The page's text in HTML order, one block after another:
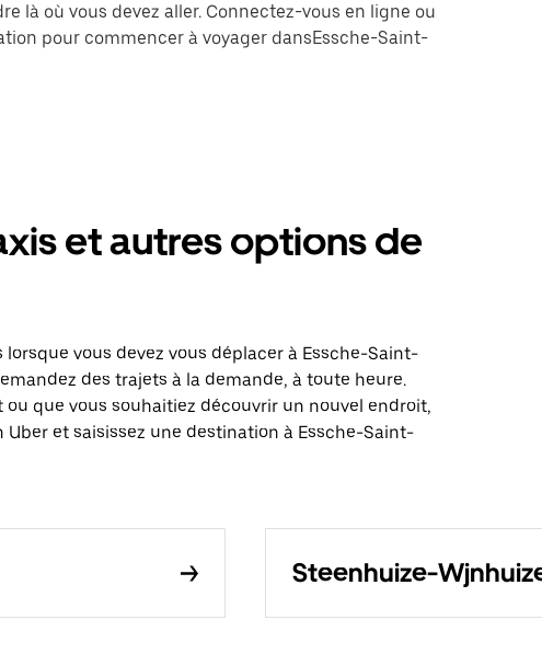
là où vous devez aller. Connectez-vous en ligne ou
pour commencer à voyager dansEssche-Saint-
et autres options de
vous devez vous déplacer à Essche-Saint-
des trajets à la demande, à toute heure.
que vous souhaitiez découvrir un nouvel endroit,
et saisissez une destination à Essche-Saint-
Steenhuize-